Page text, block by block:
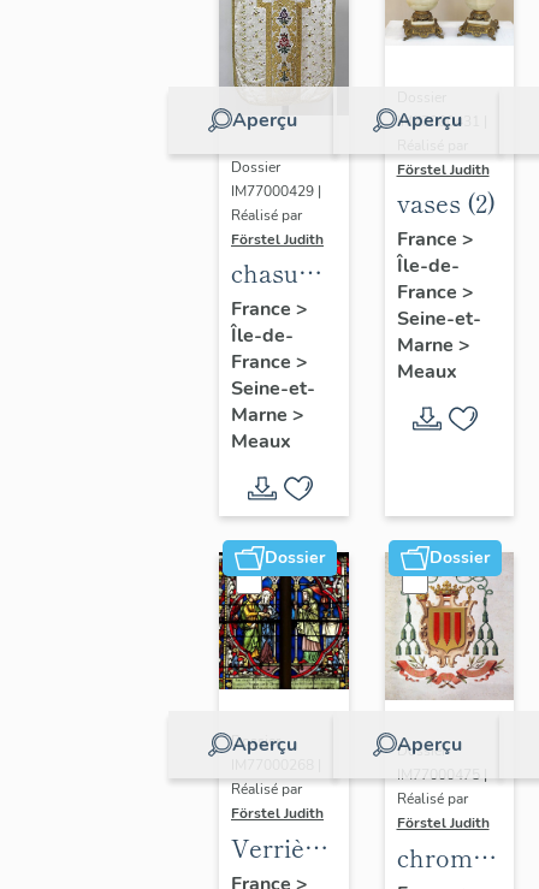
Aperçu
Dossier
IM77000429 |
Réalisé par
Förstel Judith
chasuble
blanche
France >
Île-de-
France >
Seine-et-
Marne >
Meaux
Aperçu
IM77000431 |
Förstel Judith
vases (2)
France >
Île-de-
France >
Seine-et-
Marne >
Meaux
Dossier
Aperçu
Dossier
Réalisé par
Förstel Judith
Verrières
de la
Dossier
Aperçu
Dossier
IM77000475 |
Réalisé par
Förstel Judith